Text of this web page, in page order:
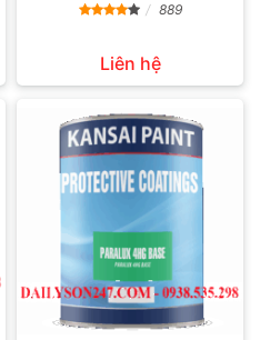
889
Liên hệ